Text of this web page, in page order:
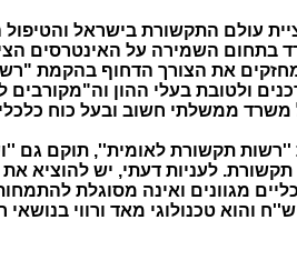
עולם התקשורת בישראל
בתחום השמירה על האינטרסים
מחזקים את הצורך הדחוף בהקמת
ולטובת בעלי ההון
משרד ממשלתי חשוב ובעל כוח
תקשורת לאומית'', תוקם גם
תקשורת. לעניות דעתי, יש להוציא
מגוונים ואינה מסוגלת
מיליארד ש''ח והוא טכנולוגי מאד ורווי